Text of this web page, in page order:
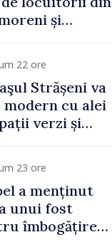
și
22 ore
Strășeni va
modern cu alei
verzi și
23 ore
a menținut
unui fost
îmbogățire